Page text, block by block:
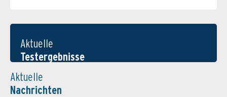
Aktuelle
Testergebnisse
Aktuelle
Nachrichten